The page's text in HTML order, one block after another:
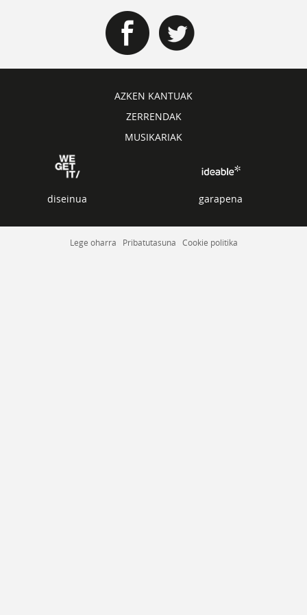
AZKEN KANTUAK
ZERRENDAK
MUSIKARIAK
diseinua garapena
Lege oharra Pribatutasuna Cookie politika